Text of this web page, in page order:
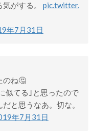
がする。 pic.twitter.
年7月31日
のね🤔
似てる｣と思ったので
と思うなあ。切な。
年7月31日